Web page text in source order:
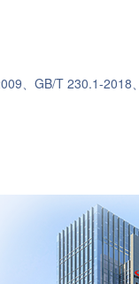
、GB/T 230.1-2018